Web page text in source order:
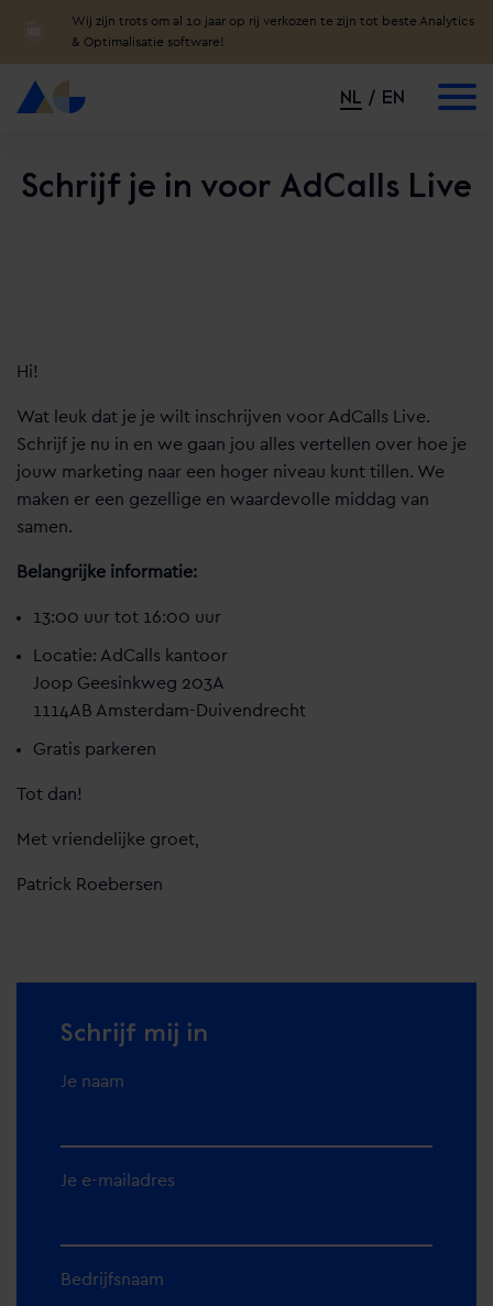
Wij zijn trots om al 10 jaar op rij verkozen te zijn tot beste Analytics
& Optimalisatie software!
NL EN
Schrijf je in voor AdCalls Live
Hi!
Wat leuk dat je je wilt inschrijven voor AdCalls Live.
Schrijf je nu in en we gaan jou alles vertellen over hoe je
jouw marketing naar een hoger niveau kunt tillen. We
maken er een gezellige en waardevolle middag van
samen.
Belangrijke informatie:
13:00 uur tot 16:00 uur
Locatie: AdCalls kantoor
Joop Geesinkweg 203A
1114AB Amsterdam-Duivendrecht
Gratis parkeren
Tot dan!
Met vriendelijke groet,
Patrick Roebersen
Schrijf mij in
Je naam
Je e-mailadres
Bedrijfsnaam